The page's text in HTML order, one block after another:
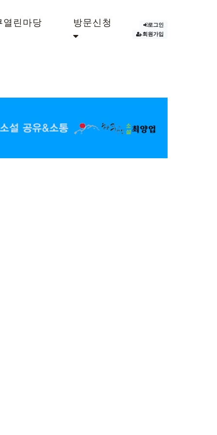
열린마당 방문신청
로그인
회원가입